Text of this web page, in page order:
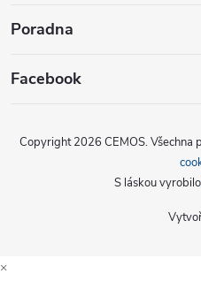
Poradna
Facebook
Copyright 2026 CEMOS. Všechna
S láskou vyrobilo
×